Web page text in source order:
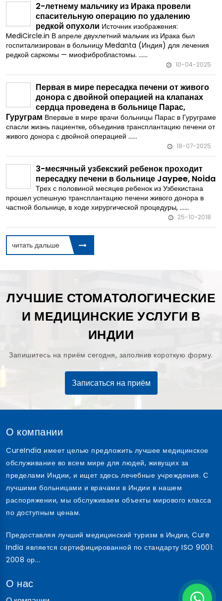
2-летнему мальчику из Ирака провели
спасительную операцию по удалению
редкой опухоли Источник изображения:
MediCircle.in В апреле двухлетний мальчик из Ирака был
госпитализирован в больницу Medanta (Индия) для лечения
редкой саркомы — миофибробластомы. ......
10-04-2025
Первая в мире пересадка печени от живого
донора с двойной операцией на клапанах
сердца проведена в больнице Парас,
Гуруграм Впервые в мире врачи больницы Парас в Гуруграме
спасли жизнь пациентке, объединив трансплантацию печени от
живого донора с двойной операцией ......
18-07-2025
3-месячный узбекский ребенок проходит
пересадку печени в больнице Jaypee, Noida
Трех с половиной месяцев ребенок из Узбекистана
прошел успешную трансплантацию печени живого донора в
частной больнице, в ходе хирургической процедуры, ......
25-10-2018
читать дальше
ЛУЧШИЕ СТОМАТОЛОГИЧЕСКИЕ
И МЕДИЦИНСКИЕ УСЛУГИ В
ИНДИИ
Запишитесь на приём сегодня, заполнив короткую форму.
Записаться на приём
О компании
CureIndia имеет целью предложить лучшее медицинское
обслуживание во всем мире для людей, живущих за
пределами Индии, и ищет здесь лечебные учреждения. С
лучшими больницами и врачами в Индии в нашем
распоряжении, мы обслуживаем объекты мирового класса
по доступным ценам.
Предоставляя лучший медицинский туризм в Индии, Cure
India является сертифицированной по стандарту ISO 9001:
2008 ор...
О нас